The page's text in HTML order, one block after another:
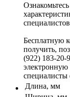
Бесплатную
получить,
(922) 183-20-
электронную
специалисты
Длина, мм